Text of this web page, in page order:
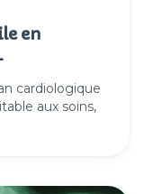
en
cardiologique
aux soins,